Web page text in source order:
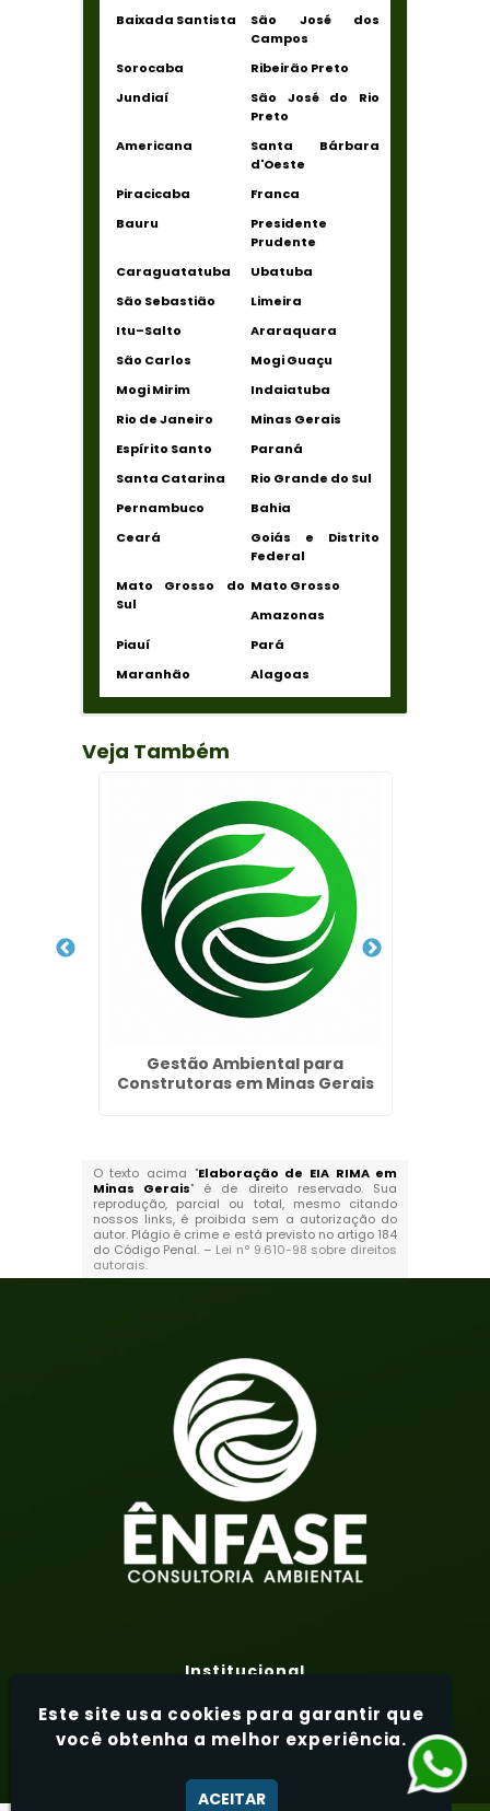
Baixada Santista
São José dos
Campos
Sorocaba
Ribeirão Preto
Jundiaí
São José do Rio
Preto
Americana
Santa Bárbara
d'Oeste
Piracicaba
Franca
Bauru
Presidente
Prudente
Caraguatatuba
Ubatuba
São Sebastião
Limeira
Itu–Salto
Araraquara
São Carlos
Mogi Guaçu
Mogi Mirim
Indaiatuba
Rio de Janeiro
Minas Gerais
Espírito Santo
Paraná
Santa Catarina
Rio Grande do Sul
Pernambuco
Bahia
Ceará
Goiás e Distrito
Federal
Mato Grosso do
Sul
Mato Grosso
Amazonas
Piauí
Pará
Maranhão
Alagoas
Veja Também
Gestão Ambiental para
Construtoras em Minas Gerais
O texto acima "Elaboração de EIA RIMA em
Minas Gerais" é de direito reservado. Sua
reprodução, parcial ou total, mesmo citando
nossos links, é proibida sem a autorização do
autor. Plágio é crime e está previsto no artigo 184
do Código Penal. – Lei n° 9.610-98 sobre direitos
autorais.
Institucional
Home
Sobre Nós
Serviços
Este site usa cookies para garantir que
você obtenha a melhor experiência.
ACEITAR